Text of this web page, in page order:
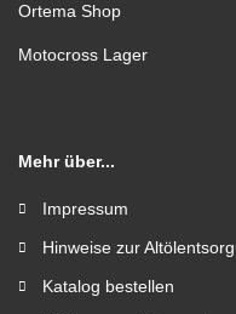
Ortema Shop
Motocross Lager
Mehr über...
Impressum
Hinweise zur
Katalog bestellen